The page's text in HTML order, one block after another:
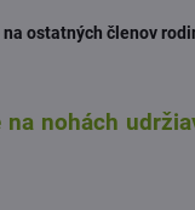
ostatných členov
nohách